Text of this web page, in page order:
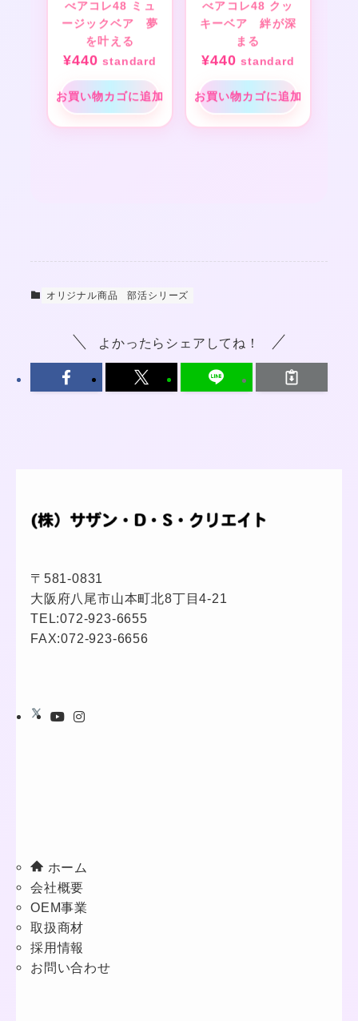
べアコレ48 ミュ
ージックベア 夢
を叶える
¥440 standard
お買い物カゴに追加
べアコレ48 クッ
キーベア 絆が深
まる
¥440 standard
お買い物カゴに追加
オリジナル商品 部活シリーズ
よかったらシェアしてね！
〒581-0831
大阪府八尾市山本町北8丁目4-21
TEL:072-923-6655
FAX:072-923-6656
ホーム
会社概要
OEM事業
取扱商材
採用情報
お問い合わせ